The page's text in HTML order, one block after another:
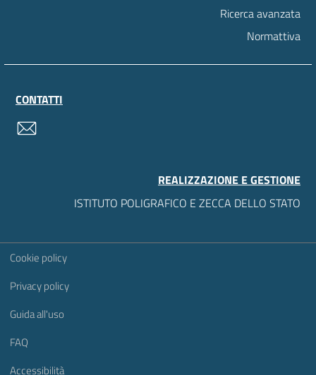
Ricerca avanzata
Normattiva
CONTATTI
REALIZZAZIONE E GESTIONE
ISTITUTO POLIGRAFICO E ZECCA DELLO STATO
Sezione Link Utili
Cookie policy
Privacy policy
Guida all'uso
FAQ
Accessibilità